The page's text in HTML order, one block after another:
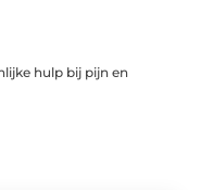
hulp bij pijn en